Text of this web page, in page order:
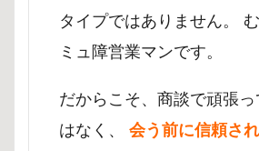
タイプではありません。
ミュ障営業マンです。
だからこそ、商談で頑張
はなく、 会う前に信頼さ